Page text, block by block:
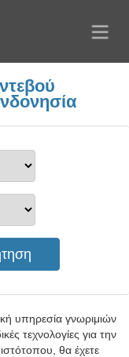
υπηρεσία γνωριμιών
τεχνολογίες για την
θα έχετε